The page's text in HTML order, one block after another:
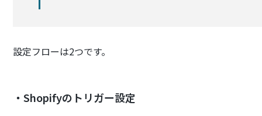
設定フローは2つです。
・Shopifyのトリガー設定